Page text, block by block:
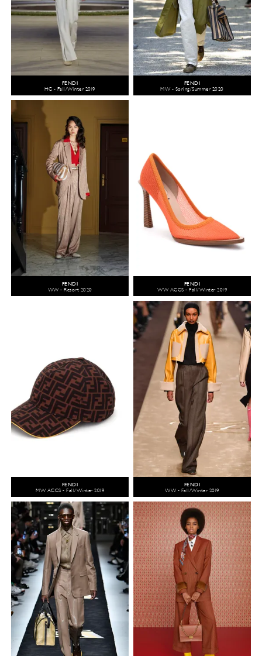
FENDI
HC - Fall/Winter 2019
FENDI
MW - Spring/Summer 2020
FENDI
WW - Resort 2020
FENDI
WW ACCS - Fall/Winter 2019
FENDI
MW ACCS - Fall/Winter 2019
FENDI
WW - Fall/Winter 2019